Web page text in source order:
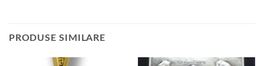
PRODUSE SIMILARE